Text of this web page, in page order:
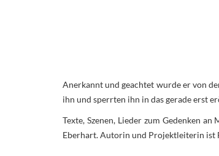
Anerkannt und geachtet wurde er von
ihn und sperrten ihn in das gerade erst
Texte, Szenen, Lieder zum Gedenken
Eberhart. Autorin und Projektleiterin ist